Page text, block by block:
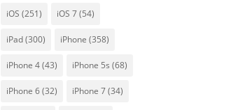
iOS (251) iOS 7(54)
iPad(300) iPhone (358)
iPhone 4(43) iPhone 5s (68)
iPhone 6(32) iPhone 7(34)